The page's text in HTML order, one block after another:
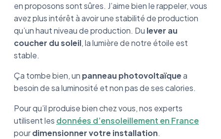
en proposons sont sûres. J’aime bien le rappeler, vous
avez plus intérêt à avoir une stabilité de production
qu’un haut niveau de production. Du lever au
coucher du soleil, la lumière de notre étoile est
stable.
Ça tombe bien, un panneau photovoltaïquea
besoin de sa luminosité et non pas de ses calories.
Pour qu’il produise bien chez vous, nos experts
utilisent les données d’ensoleillement en France
pourdimensionner votre installation.